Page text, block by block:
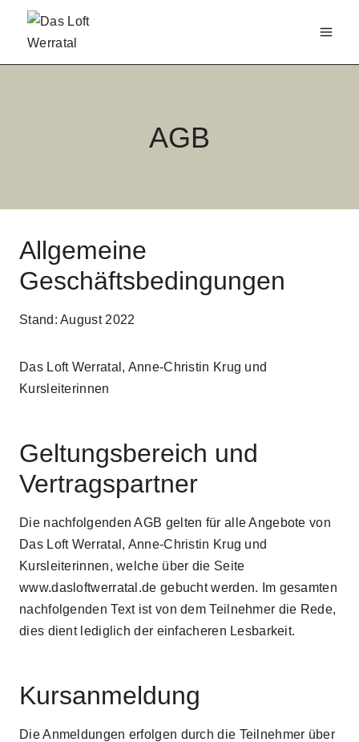
AGB
Allgemeine
Geschäftsbedingungen
Stand: August 2022
Das Loft Werratal, Anne-Christin Krug und
Kursleiterinnen
Geltungsbereich und
Vertragspartner
Die nachfolgenden AGB gelten für alle Angebote von
Das Loft Werratal, Anne-Christin Krug und
Kursleiterinnen, welche über die Seite
www.dasloftwerratal.de gebucht werden. Im gesamten
nachfolgenden Text ist von dem Teilnehmer die Rede,
dies dient lediglich der einfacheren Lesbarkeit.
Kursanmeldung
Die Anmeldungen erfolgen durch die Teilnehmer über